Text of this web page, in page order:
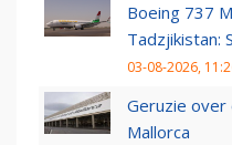
Boeing 737
Tadzjikistan:
03-08-2026,
Geruzie over
Mallorca